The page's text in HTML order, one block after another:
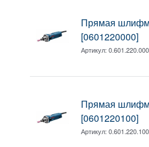
Прямая
[0601220000]
Артикул:0.601.220.000
Прямая
[0601220100]
Артикул:0.601.220.100